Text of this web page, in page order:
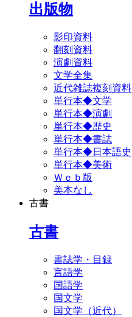
出版物
影印資料
翻刻資料
演劇資料
文学全集
近代雑誌複刻資料
単行本◆文学
単行本◆演劇
単行本◆歴史
単行本◆書誌
単行本◆日本語史
単行本◆美術
Ｗｅｂ版
美本なし
古書
古書
書誌学・目録
言語学
国語学
国文学
国文学（近代）